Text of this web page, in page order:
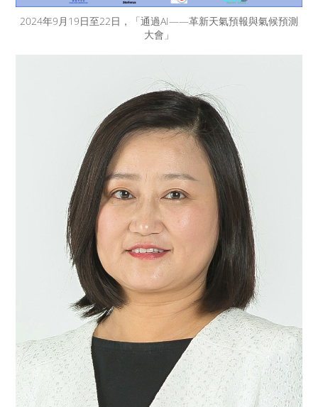
2024年9月19日至22日，「通過AI——革新天氣預報與氣候預測
大會」